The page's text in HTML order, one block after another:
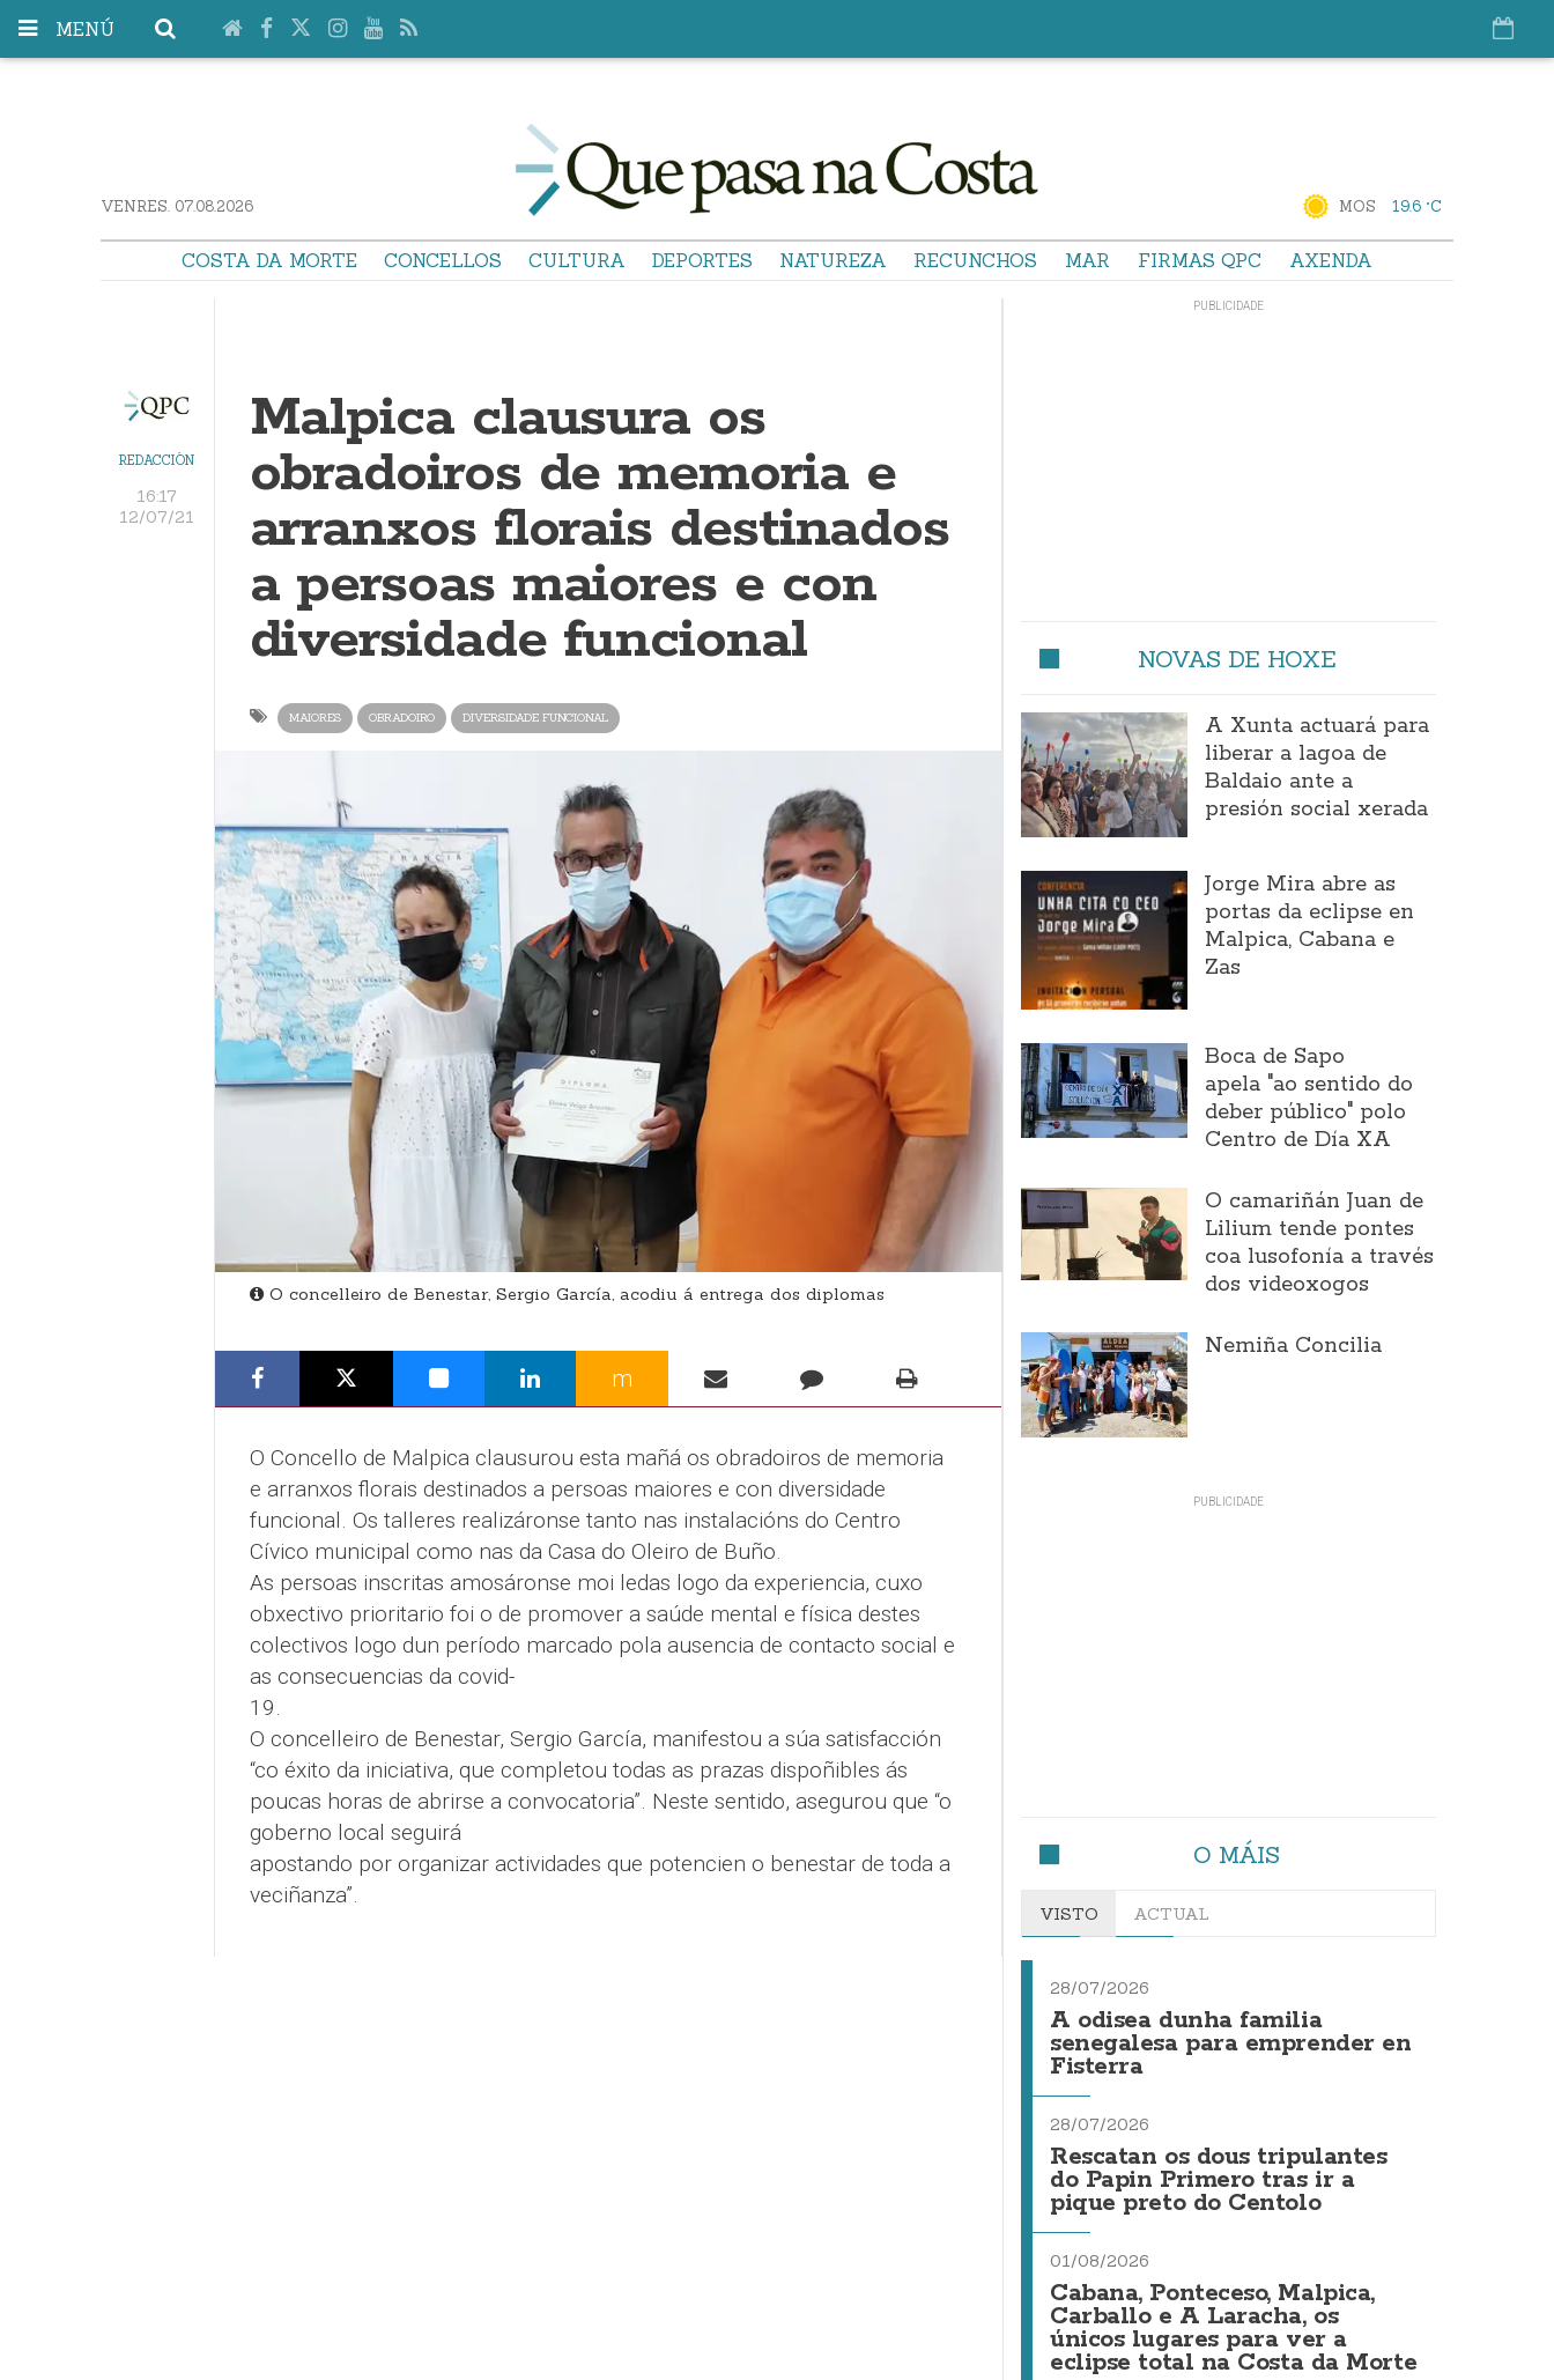
MENÚ
VENRES. 07.08.2026 MOS 19.6 °C
COSTA DA MORTE CONCELLOS CULTURA DEPORTES NATUREZA RECUNCHOS MAR FIRMAS QPC AXENDA
REDACCIÓN
16:17
12/07/21
Malpica clausura os
obradoiros de memoria e
arranxos florais destinados
a persoas maiores e con
diversidade funcional
MAIORES OBRADOIRO DIVERSIDADE FUNCIONAL
O concelleiro de Benestar, Sergio García, acodiu á entrega dos diplomas
m
O Concello de Malpica clausurou esta mañá os obradoiros de memoria
e arranxos florais destinados a persoas maiores e con diversidade
funcional. Os talleres realizáronse tanto nas instalacións do Centro
Cívico municipal como nas da Casa do Oleiro de Buño.
As persoas inscritas amosáronse moi ledas logo da experiencia, cuxo
obxectivo prioritario foi o de promover a saúde mental e física destes
colectivos logo dun período marcado pola ausencia de contacto social e
as consecuencias da covid-
19.
O concelleiro de Benestar, Sergio García, manifestou a súa satisfacción
“co éxito da iniciativa, que completou todas as prazas dispoñibles ás
poucas horas de abrirse a convocatoria”. Neste sentido, asegurou que “o
goberno local seguirá
apostando por organizar actividades que potencien o benestar de toda a
veciñanza”.
NOVAS DE HOXE
A Xunta actuará para
liberar a lagoa de
Baldaio ante a
presión social xerada
Jorge Mira abre as
portas da eclipse en
Malpica, Cabana e
Zas
Boca de Sapo
apela "ao sentido do
deber público" polo
Centro de Día XA
O camariñán Juan de
Lilium tende pontes
coa lusofonía a través
dos videoxogos
Nemiña Concilia
O MÁIS
VISTO ACTUAL
28/07/2026
A odisea dunha familia
senegalesa para emprender en
Fisterra
28/07/2026
Rescatan os dous tripulantes
do Papin Primero tras ir a
pique preto do Centolo
01/08/2026
Cabana, Ponteceso, Malpica,
Carballo e A Laracha, os
únicos lugares para ver a
eclipse total na Costa da Morte